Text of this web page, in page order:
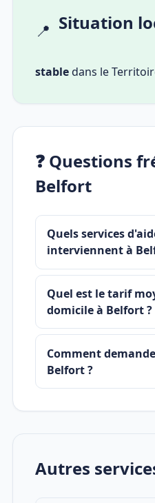
📍 Situation
stabledans le
❓ Questions
Belfort
Quels services
interviennent à
Quel est le tarif
domicile à Belfort ?
Comment
Belfort ?
Autres